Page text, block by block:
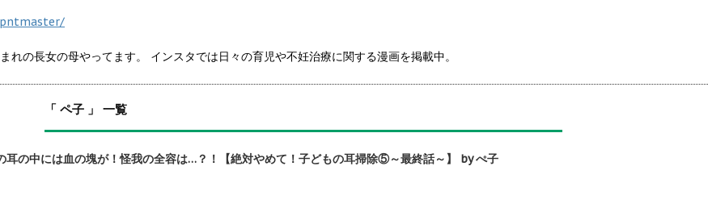
れの長女の母やってます。 インスタでは日々の育児や不妊治療に関する漫画を掲載中。
「 ペ子 」 一覧
耳の中には血の塊が！怪我の全容は…？！【絶対やめて！子どもの耳掃除⑤～最終話～】 by ぺ子